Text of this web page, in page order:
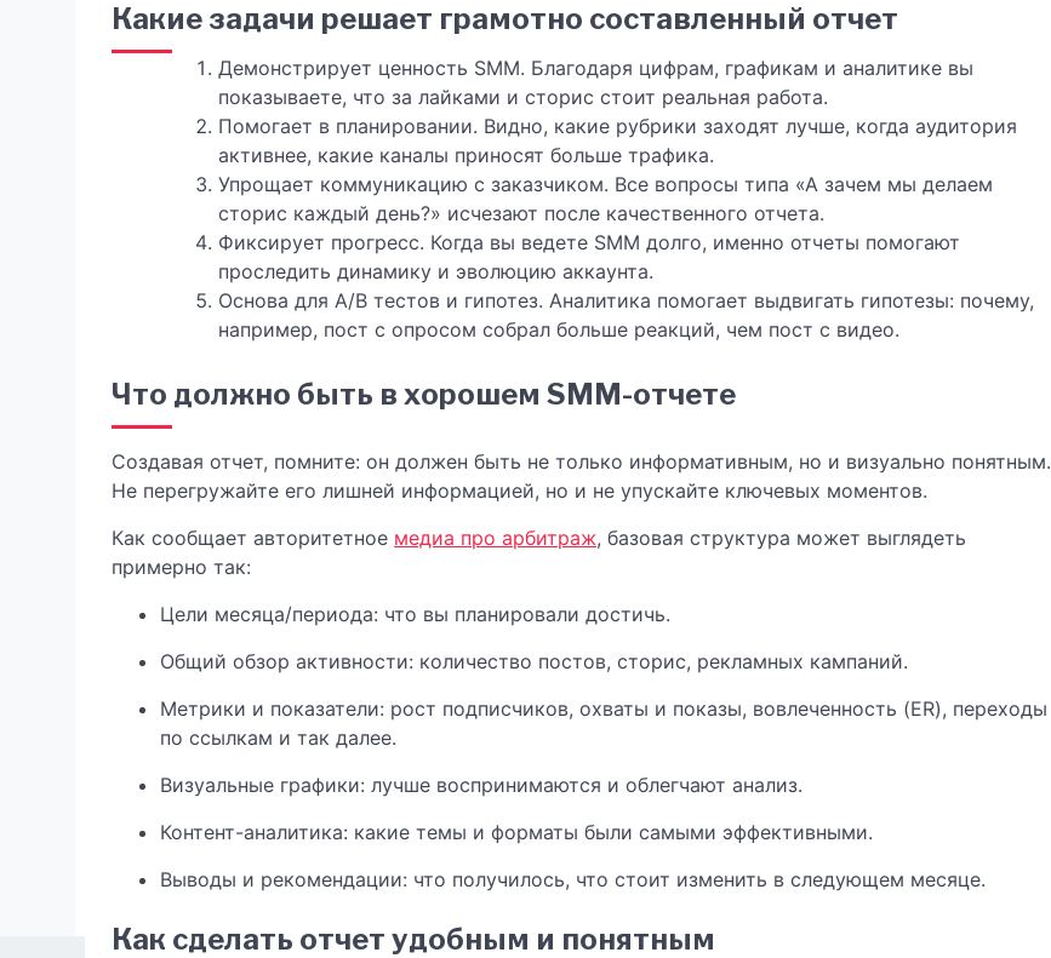
Какие задачи решает грамотно составленный отчет
Демонстрирует ценность SMM. Благодаря цифрам, графикам и аналитике вы
показываете, что за лайками и сторис стоит реальная работа.
Помогает в планировании. Видно, какие рубрики заходят лучше, когда аудитория
активнее, какие каналы приносят больше трафика.
Упрощает коммуникацию с заказчиком. Все вопросы типа «А зачем мы делаем
сторис каждый день?» исчезают после качественного отчета.
Фиксирует прогресс. Когда вы ведете SMM долго, именно отчеты помогают
проследить динамику и эволюцию аккаунта.
Основа для A/B тестов и гипотез. Аналитика помогает выдвигать гипотезы: почему,
например, пост с опросом собрал больше реакций, чем пост с видео.
Что должно быть в хорошем SMM-отчете
Создавая отчет, помните: он должен быть не только информативным, но и визуально понятным.
Не перегружайте его лишней информацией, но и не упускайте ключевых моментов.
Как сообщает авторитетное медиа про арбитраж, базовая структура может выглядеть
примерно так:
Цели месяца/периода: что вы планировали достичь.
Общий обзор активности: количество постов, сторис, рекламных кампаний.
Метрики и показатели: рост подписчиков, охваты и показы, вовлеченность (ER), переходы
по ссылкам и так далее.
Визуальные графики: лучше воспринимаются и облегчают анализ.
Контент-аналитика: какие темы и форматы были самыми эффективными.
Выводы и рекомендации: что получилось, что стоит изменить в следующем месяце.
Как сделать отчет удобным и понятным